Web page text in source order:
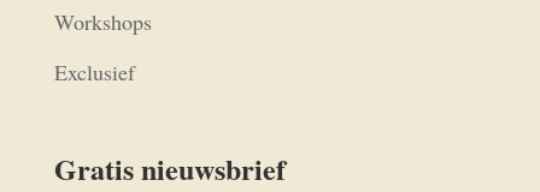
Workshops
Exclusief
Gratis nieuwsbrief